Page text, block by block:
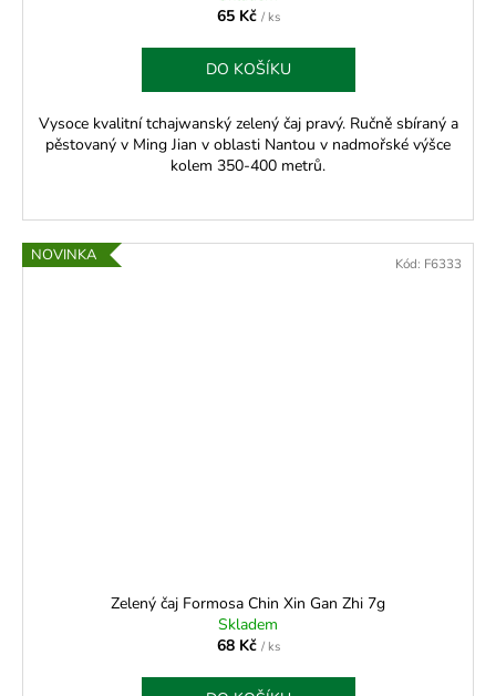
65 Kč / ks
DO KOŠÍKU
Vysoce kvalitní tchajwanský zelený čaj pravý. Ručně sbíraný a
pěstovaný v Ming Jian v oblasti Nantou v nadmořské výšce
kolem 350-400 metrů.
NOVINKA
Zelený čaj Formosa Chin Xin Gan Zhi 7g
Skladem
68 Kč / ks
Kód: F6333